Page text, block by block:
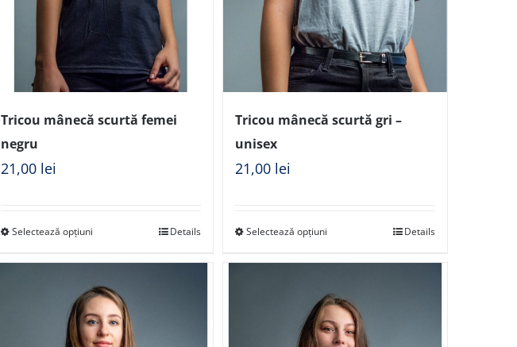
Tricou mânecă scurtă femei
negru
21,00 lei
Selectează opțiuni Details
Tricou mânecă scurtă gri –
unisex
21,00 lei
Selectează opțiuni Details